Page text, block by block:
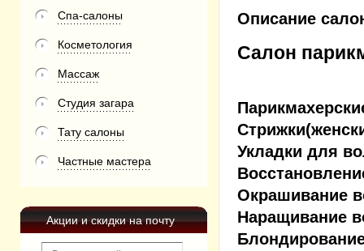
Спа-салоны
Косметология
Массаж
Студия загара
Тату салоны
Частные мастера
Акции и скидки на почту
Описание
Салон
Укладки для
Окрашивание
Наращивание